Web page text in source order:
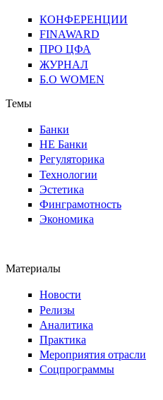
КОНФЕРЕНЦИИ
FINAWARD
ПРО ЦФА
ЖУРНАЛ
Б.О WOMEN
Темы
Банки
НЕ Банки
Регуляторика
Технологии
Эстетика
Финграмотность
Экономика
Материалы
Новости
Релизы
Аналитика
Практика
Мероприятия отрасли
Соцпрограммы